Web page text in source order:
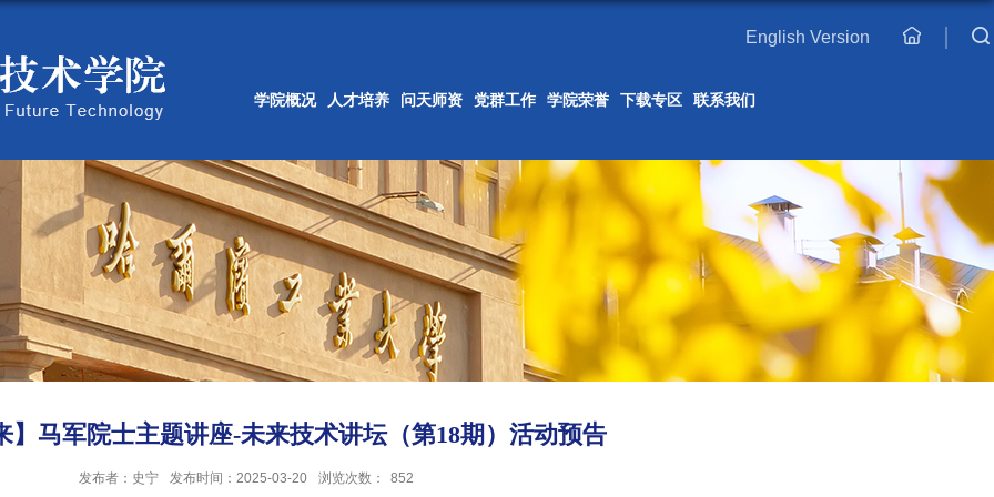
English Version
主
学院概况 人才培养 问天师资 党群工作 学院荣誉 下载专区 联系我们
】马军院士主题讲座-未来技术讲坛（第18期）活动预告
发布者：史宁 发布时间：2025-03-20 浏览次数： 852